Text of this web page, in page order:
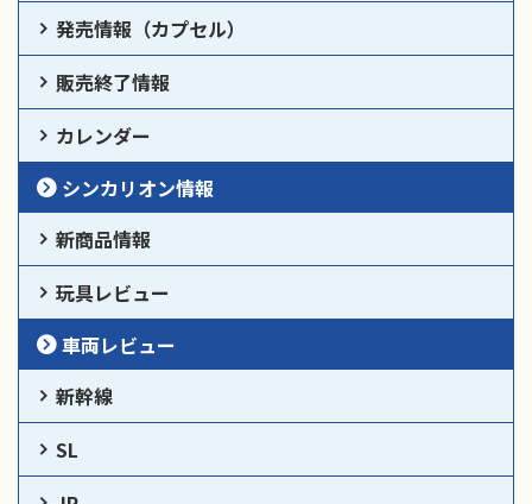
発売情報（カプセル）
販売終了情報
カレンダー
シンカリオン情報
新商品情報
玩具レビュー
車両レビュー
新幹線
SL